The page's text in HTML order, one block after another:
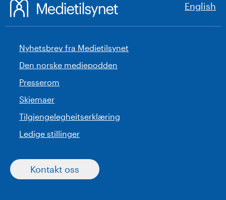
English
Nyhetsbrev fra Medietilsynet
Den norske mediepodden
Presserom
Skjemaer
Tilgjengelegheitserklæring
Ledige stillinger
Kontakt oss